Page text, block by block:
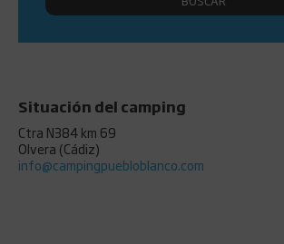
Situación del camping
Ctra N384 km 69
Olvera (Cádiz)
info@campingpuebloblanco.com